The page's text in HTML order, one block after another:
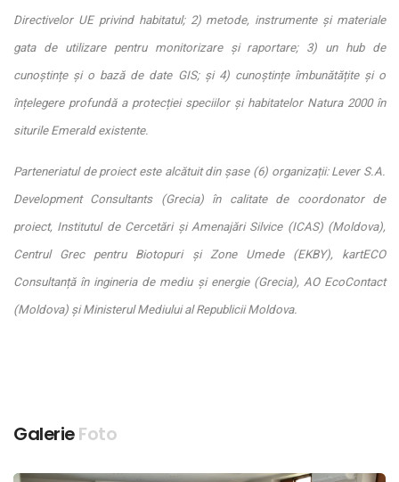
Directivelor UE privind habitatul; 2) metode, instrumente și materiale
gata de utilizare pentru monitorizare și raportare; 3) un hub de
cunoștințe și o bază de date GIS; și 4) cunoștințe îmbunătățite și o
înțelegere profundă a protecției speciilor și habitatelor Natura 2000 în
siturile Emerald existente.
Parteneriatul de proiect este alcătuit din șase (6) organizații: Lever S.A.
Development Consultants (Grecia) în calitate de coordonator de
proiect, Institutul de Cercetări și Amenajări Silvice (ICAS) (Moldova),
Centrul Grec pentru Biotopuri și Zone Umede (EKBY), kartECO
Consultanță în ingineria de mediu și energie (Grecia), AO EcoContact
(Moldova) și Ministerul Mediului al Republicii Moldova.
GalerieFoto